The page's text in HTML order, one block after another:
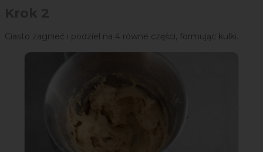
Ciasto zagnieć i podziel na 4 równe części, formując kulki.